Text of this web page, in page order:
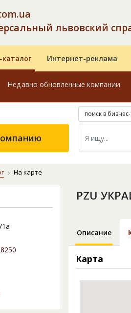
львовский
Интернет-реклама
Недавно обновленные компании
поиск в
На карте
PZU
Описание
Карта